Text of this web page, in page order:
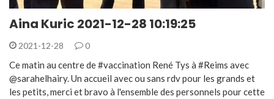
Aina Kuric 2021-12-28 10:19:25
2021-12-28 0
Ce matin au centre de #vaccination René Tys à #Reims avec
@sarahelhairy. Un accueil avec ou sans rdv pour les grands et
les petits, merci et bravo à l'ensemble des personnels pour cette